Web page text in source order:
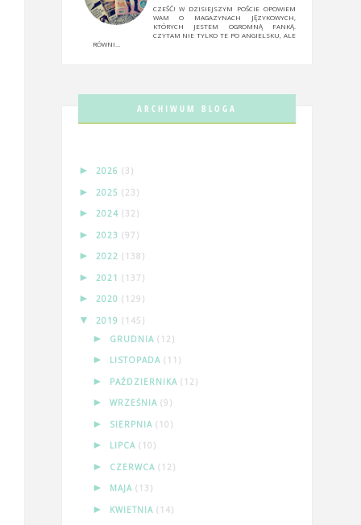
CZEŚĆ! W DZISIEJSZYM POŚCIE OPOWIEM
WAM O MAGAZYNACH JĘZYKOWYCH,
KTÓRYCH JESTEM OGROMNĄ FANKĄ.
CZYTAM NIE TYLKO TE PO ANGIELSKU, ALE
RÓWNI...
ARCHIWUM BLOGA
► 2026 (3)
► 2025 (23)
► 2024 (32)
► 2023 (97)
► 2022 (138)
► 2021 (137)
► 2020 (129)
▼ 2019 (145)
► GRUDNIA (12)
► LISTOPADA (11)
► PAŹDZIERNIKA (12)
► WRZEŚNIA (9)
► SIERPNIA (10)
► LIPCA (10)
► CZERWCA (12)
► MAJA (13)
► KWIETNIA (14)